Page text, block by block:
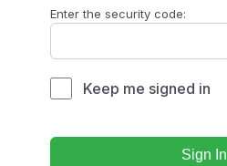
Enter the security code:
Keep me signed in
Sign In